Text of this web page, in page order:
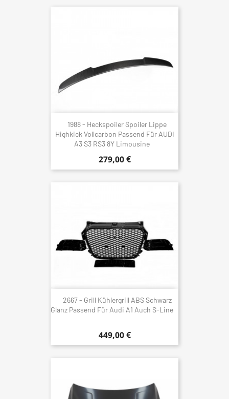
1988 - Heckspoiler Spoiler Lippe
Highkick Vollcarbon Passend Für AUDI
A3 S3 RS3 8Y Limousine
279,00 €
2667 - Grill Kühlergrill ABS Schwarz
Glanz Passend Für Audi A1 Auch S-Line
449,00 €